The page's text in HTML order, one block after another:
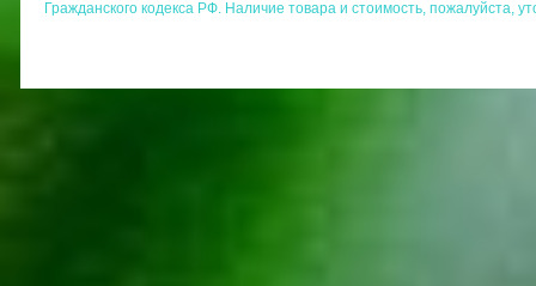
Гражданского кодекса РФ. Наличие товара и стоимость, пожалуйста,